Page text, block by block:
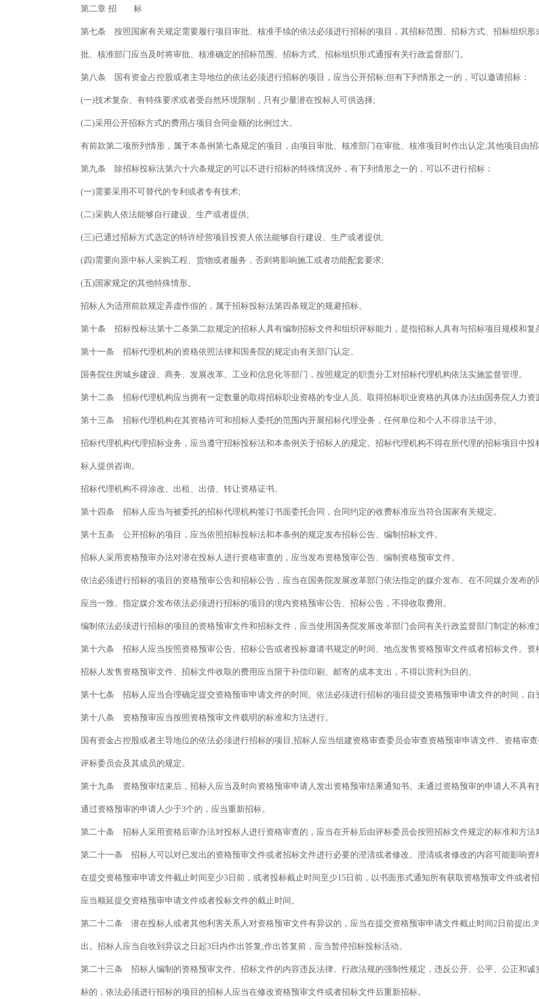
第二章 招 标
第七条 按照国家有关规定需要履行项目审批、核准手续的依法必须进行招标的项目，其招标范围、招标方式、招标组织
批、核准部门应当及时将审批、核准确定的招标范围、招标方式、招标组织形式通报有关行政监督部门。
第八条 国有资金占控股或者主导地位的依法必须进行招标的项目，应当公开招标;但有下列情形之一的，可以邀请招标：
(一)技术复杂、有特殊要求或者受自然环境限制，只有少量潜在投标人可供选择;
(二)采用公开招标方式的费用占项目合同金额的比例过大。
有前款第二项所列情形，属于本条例第七条规定的项目，由项目审批、核准部门在审批、核准项目时作出认定;其他项目由
第九条 除招标投标法第六十六条规定的可以不进行招标的特殊情况外，有下列情形之一的，可以不进行招标：
(一)需要采用不可替代的专利或者专有技术;
(二)采购人依法能够自行建设、生产或者提供;
(三)已通过招标方式选定的特许经营项目投资人依法能够自行建设、生产或者提供;
(四)需要向原中标人采购工程、货物或者服务，否则将影响施工或者功能配套要求;
(五)国家规定的其他特殊情形。
招标人为适用前款规定弄虚作假的，属于招标投标法第四条规定的规避招标。
第十条 招标投标法第十二条第二款规定的招标人具有编制招标文件和组织评标能力，是指招标人具有与招标项目规模和
第十一条 招标代理机构的资格依照法律和国务院的规定由有关部门认定。
国务院住房城乡建设、商务、发展改革、工业和信息化等部门，按照规定的职责分工对招标代理机构依法实施监督管理。
第十二条 招标代理机构应当拥有一定数量的取得招标职业资格的专业人员。取得招标职业资格的具体办法由国务院人力
第十三条 招标代理机构在其资格许可和招标人委托的范围内开展招标代理业务，任何单位和个人不得非法干涉。
招标代理机构代理招标业务，应当遵守招标投标法和本条例关于招标人的规定。招标代理机构不得在所代理的招标项目中
标人提供咨询。
招标代理机构不得涂改、出租、出借、转让资格证书。
第十四条 招标人应当与被委托的招标代理机构签订书面委托合同，合同约定的收费标准应当符合国家有关规定。
第十五条 公开招标的项目，应当依照招标投标法和本条例的规定发布招标公告、编制招标文件。
招标人采用资格预审办法对潜在投标人进行资格审查的，应当发布资格预审公告、编制资格预审文件。
依法必须进行招标的项目的资格预审公告和招标公告，应当在国务院发展改革部门依法指定的媒介发布。在不同媒介发布
应当一致。指定媒介发布依法必须进行招标的项目的境内资格预审公告、招标公告，不得收取费用。
编制依法必须进行招标的项目的资格预审文件和招标文件，应当使用国务院发展改革部门会同有关行政监督部门制定的标准
第十六条 招标人应当按照资格预审公告、招标公告或者投标邀请书规定的时间、地点发售资格预审文件或者招标文件。
招标人发售资格预审文件、招标文件收取的费用应当限于补偿印刷、邮寄的成本支出，不得以营利为目的。
第十七条 招标人应当合理确定提交资格预审申请文件的时间。依法必须进行招标的项目提交资格预审申请文件的时间，
第十八条 资格预审应当按照资格预审文件载明的标准和方法进行。
国有资金占控股或者主导地位的依法必须进行招标的项目,招标人应当组建资格审查委员会审查资格预审申请文件。资格审
评标委员会及其成员的规定。
第十九条 资格预审结束后，招标人应当及时向资格预审申请人发出资格预审结果通知书。未通过资格预审的申请人不具有
通过资格预审的申请人少于3个的，应当重新招标。
第二十条 招标人采用资格后审办法对投标人进行资格审查的，应当在开标后由评标委员会按照招标文件规定的标准和方法
第二十一条 招标人可以对已发出的资格预审文件或者招标文件进行必要的澄清或者修改。澄清或者修改的内容可能影响
在提交资格预审申请文件截止时间至少3日前，或者投标截止时间至少15日前，以书面形式通知所有获取资格预审文件或者
应当顺延提交资格预审申请文件或者投标文件的截止时间。
第二十二条 潜在投标人或者其他利害关系人对资格预审文件有异议的，应当在提交资格预审申请文件截止时间2日前提出;
出。招标人应当自收到异议之日起3日内作出答复;作出答复前，应当暂停招标投标活动。
第二十三条 招标人编制的资格预审文件、招标文件的内容违反法律、行政法规的强制性规定，违反公开、公平、公正和
标的，依法必须进行招标的项目的招标人应当在修改资格预审文件或者招标文件后重新招标。